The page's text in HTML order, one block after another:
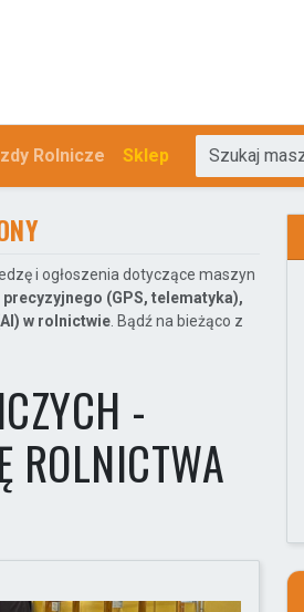
Rolnicze Sklep
i ogłoszenia dotyczące maszyn
(GPS, telematyka),
w rolnictwie . Bądź na bieżąco z
-
ROLNICTWA